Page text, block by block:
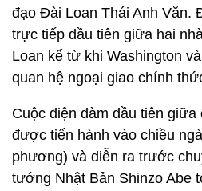
đạo Đài Loan Thái Anh Văn.
trực tiếp đầu tiên giữa hai
Loan kể từ khi Washington
quan hệ ngoại giao chính
Cuộc điện đàm đầu tiên giữa
được tiến hành vào chiều
phương) và diễn ra trước
tướng Nhật Bản Shinzo Abe